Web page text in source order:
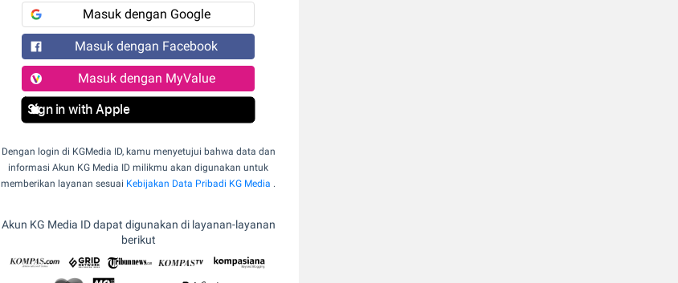
Masuk dengan Google
Masuk dengan Facebook
Masuk dengan MyValue
Sign in with Apple
Dengan login di KGMedia ID, kamu menyetujui bahwa data dan
informasi Akun KG Media ID milikmu akan digunakan untuk
memberikan layanan sesuai Kebijakan Data Pribadi KG Media .
Akun KG Media ID dapat digunakan di layanan-layanan
berikut